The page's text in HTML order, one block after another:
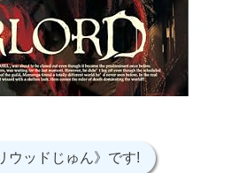
ウッドじゅん》です!